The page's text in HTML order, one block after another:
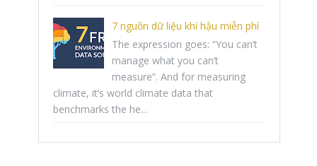
7 nguồn dữ liệu khí hậu miễn phí
The expression goes: “You can’t
manage what you can’t
measure”. And for measuring
climate, it’s world climate data that
benchmarks the he...